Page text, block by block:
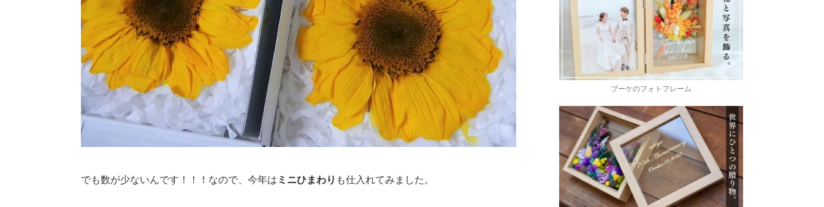
でも数が少ないんです！！！なので、今年は ミニひまわり も仕入れてみました。
ブーケのフォトフレーム